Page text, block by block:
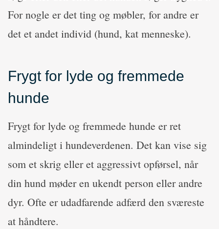
For nogle er det ting og møbler, for andre er
det et andet individ (hund, kat menneske).
Frygt for lyde og fremmede
hunde
Frygt for lyde og fremmede hunde er ret
almindeligt i hundeverdenen. Det kan vise sig
som et skrig eller et aggressivt opførsel, når
din hund møder en ukendt person eller andre
dyr. Ofte er udadfarende adfærd den sværeste
at håndtere.